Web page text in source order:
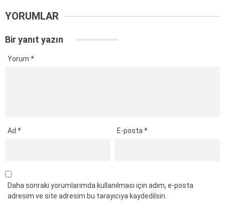
YORUMLAR
Bir yanıt yazın
Yorum *
Ad * E-posta*
Daha sonraki yorumlarımda kullanılması için adım, e-posta
adresim ve site adresim bu tarayıcıya kaydedilsin.